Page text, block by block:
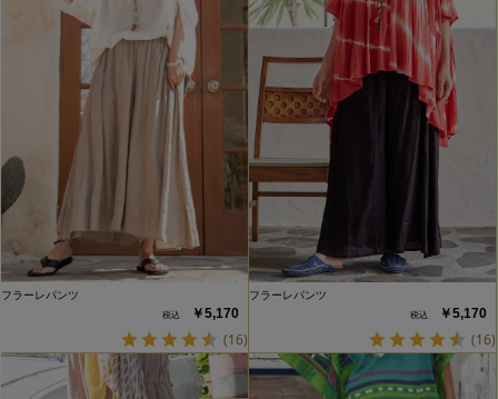
フラーレパンツ
￥5,170
(16)
フラーレパンツ
￥5,170
(16)